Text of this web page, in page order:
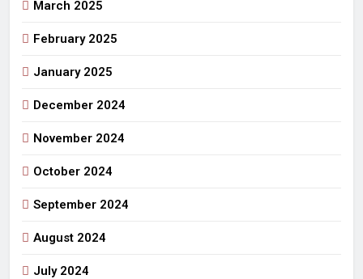
March 2025
February 2025
January 2025
December 2024
November 2024
October 2024
September 2024
August 2024
July 2024